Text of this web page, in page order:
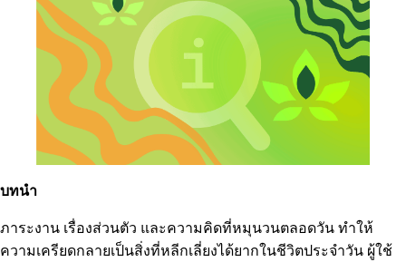
บทนำ
ภาระงาน เรื่องส่วนตัว และความคิดที่หมุนวนตลอดวัน ทำให้
ความเครียดกลายเป็นสิ่งที่หลีกเลี่ยงได้ยากในชีวิตประจำวัน ผู้ใช้